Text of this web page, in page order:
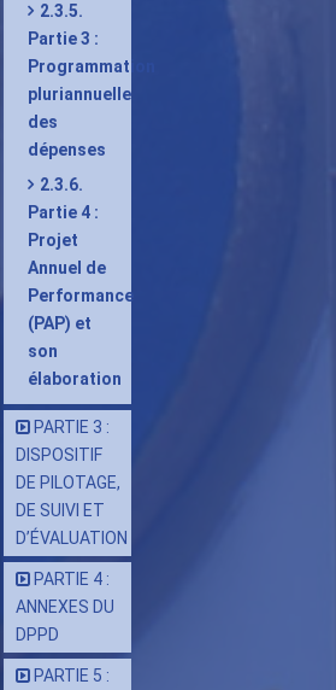
2.3.5.
Partie 3 :
Programmation
pluriannuelle
des
dépenses
2.3.6.
Partie 4 :
Projet
Annuel de
Performance
(PAP) et
son
élaboration
PARTIE 3 :
DISPOSITIF
DE PILOTAGE,
DE SUIVI ET
D’ÉVALUATION
PARTIE 4 :
ANNEXES DU
DPPD
PARTIE 5 :